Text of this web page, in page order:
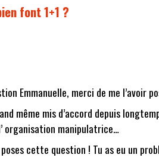
font 1+1 ?
Emmanuelle, merci de me l’avoir
même mis d’accord depuis
organisation manipulatrice…
cette question ! Tu as eu un